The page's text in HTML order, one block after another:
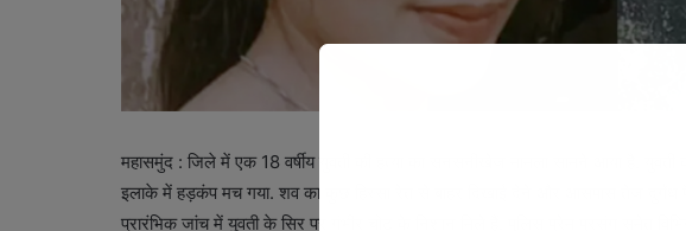
महासमुंद : जिले में एक 18 वर्षीय युवती की हत्या का सनसनीखेज मामला सामने आया है.
इलाके में हड़कंप मच गया. शव का कुछ हिस्सा रेत से बाहर दिखाई देने और आसपास तेज दुर्गंध
प्रारंभिक जांच में युवती के सिर पर गंभीर चोट के निशान मिले हैं. पुलिस प्रेम प्रसंग समेत